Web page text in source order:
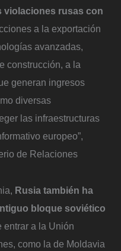
violaciones rusas con
a la exportación
avanzadas,
construcción, a la
generan ingresos
diversas
las infraestructuras
europeo”,
de Relaciones
Rusia también ha
bloque soviético
entrar a la Unión
como la de Moldavia